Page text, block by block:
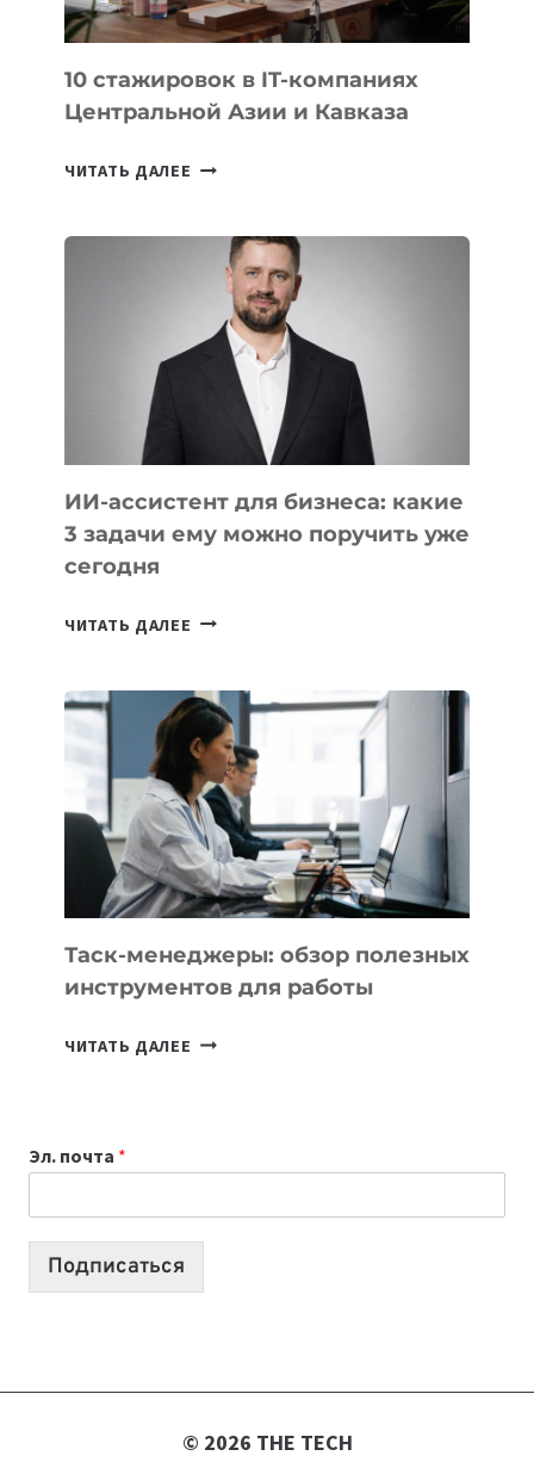
ПО
ИИ
10 стажировок в IT-компаниях
Центральной Азии и Кавказа
ЧИТАТЬ ДАЛЕЕ
КОМПАНИЯХ
ЦЕНТРАЛЬНОЙ
АЗИИ
КАВКАЗА
ИИ-ассистент для бизнеса: какие
3 задачи ему можно поручить уже
сегодня
ЧИТАТЬ ДАЛЕЕ ИИ-
БИЗНЕСА:
КАКИЕ
3
ЗАДАЧИ
ЕМУ
МОЖНО
ПОРУЧИТЬ
УЖЕ
Таск-менеджеры: обзор полезных
инструментов для работы
ЧИТАТЬ ДАЛЕЕ ТАСК-
РАБОТЫ
Эл. почта *
Подписаться
© 2026 THE TECH